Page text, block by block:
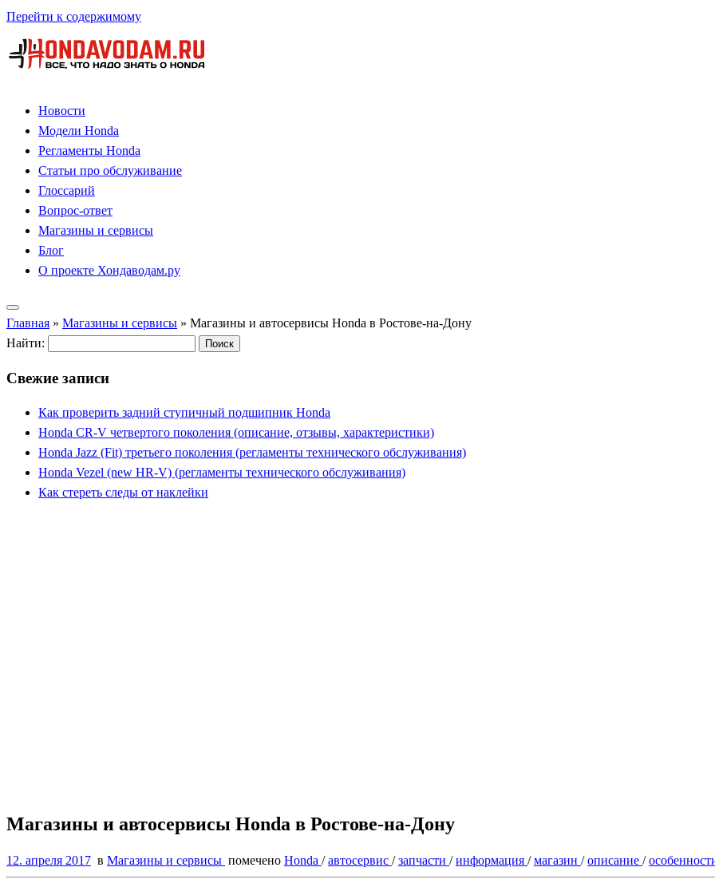
Перейти к содержимому
Новости
Модели Honda
Регламенты Honda
Статьи про обслуживание
Глоссарий
Вопрос-ответ
Магазины и сервисы
Блог
О проекте Хондаводам.ру
Главная » Магазины и сервисы » Магазины и автосервисы Honda в Ростове-на-Дону
Найти:
Свежие записи
Как проверить задний ступичный подшипник Honda
Honda CR-V четвертого поколения (описание, отзывы, характеристики)
Honda Jazz (Fit) третьего поколения (регламенты технического обслуживания)
Honda Vezel (new HR-V) (регламенты технического обслуживания)
Как стереть следы от наклейки
Магазины и автосервисы Honda в Ростове-на-Дону
12. апреля 2017 в Магазины и сервисы помечено Honda /автосервис /запчасти /информация /магазин /описание /